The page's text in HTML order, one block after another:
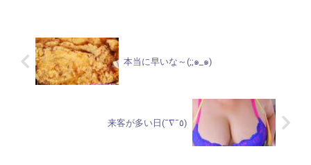
本当に早いな～(;;๑_๑)
来客が多い日(¯∇¯٥)